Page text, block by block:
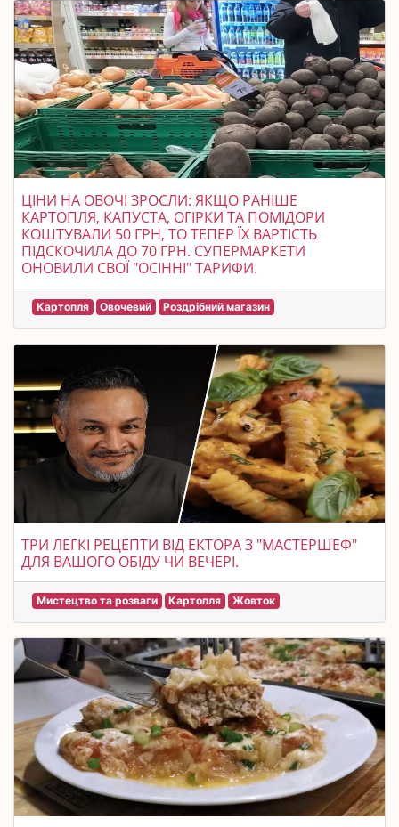
ЦІНИ НА ОВОЧІ ЗРОСЛИ: ЯКЩО РАНІШЕ
КАРТОПЛЯ, КАПУСТА, ОГІРКИ ТА ПОМІДОРИ
КОШТУВАЛИ 50 ГРН, ТО ТЕПЕР ЇХ ВАРТІСТЬ
ПІДСКОЧИЛА ДО 70 ГРН. СУПЕРМАРКЕТИ
ОНОВИЛИ СВОЇ "ОСІННІ" ТАРИФИ.
Картопля Овочевий Роздрібний магазин
ТРИ ЛЕГКІ РЕЦЕПТИ ВІД ЕКТОРА З "МАСТЕРШЕФ"
ДЛЯ ВАШОГО ОБІДУ ЧИ ВЕЧЕРІ.
Мистецтво та розваги Картопля Жовток